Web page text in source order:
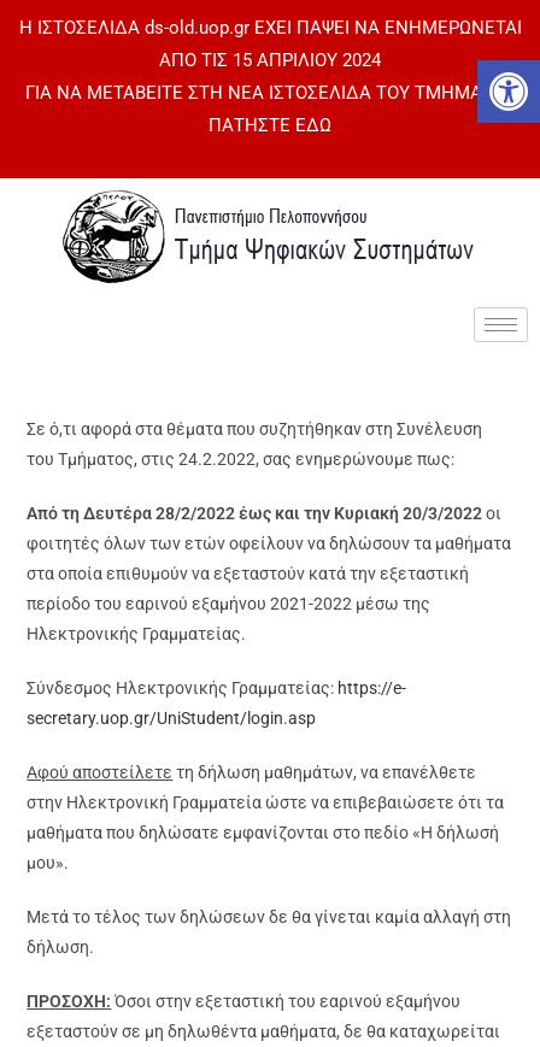
Η ΙΣΤΟΣΕΛΙΔΑ ds-old.uop.gr ΕΧΕΙ ΠΑΨΕΙ ΝΑ ΕΝΗΜΕΡΩΝΕΤΑΙ
ΑΠΟ ΤΙΣ 15 ΑΠΡΙΛΙΟΥ 2024
ΓΙΑ ΝΑ ΜΕΤΑΒΕΙΤΕ ΣΤΗ ΝΕΑ ΙΣΤΟΣΕΛΙΔΑ ΤΟΥ ΤΜΗΜΑΤΟΣ
ΠΑΤΗΣΤΕ ΕΔΩ
Σε ό,τι αφορά στα θέματα που συζητήθηκαν στη Συνέλευση
του Τμήματος, στις 24.2.2022, σας ενημερώνουμε πως:
Από τη Δευτέρα 28/2/2022 έως και την Κυριακή 20/3/2022οι
φοιτητές όλων των ετών οφείλουν να δηλώσουν τα μαθήματα
στα οποία επιθυμούν να εξεταστούν κατά την εξεταστική
περίοδο του εαρινού εξαμήνου 2021-2022 μέσω της
Ηλεκτρονικής Γραμματείας.
Σύνδεσμος Ηλεκτρονικής Γραμματείας: https://e-
secretary.uop.gr/UniStudent/login.asp
Αφού αποστείλετε τη δήλωση μαθημάτων, να επανέλθετε
στην Ηλεκτρονική Γραμματεία ώστε να επιβεβαιώσετε ότι τα
μαθήματα που δηλώσατε εμφανίζονται στο πεδίο «Η δήλωσή
μου».
Μετά το τέλος των δηλώσεων δε θα γίνεται καμία αλλαγή στη
δήλωση.
ΠΡΟΣΟΧΗ: Όσοι στην εξεταστική του εαρινού εξαμήνου
εξεταστούν σε μη δηλωθέντα μαθήματα, δε θα καταχωρείται